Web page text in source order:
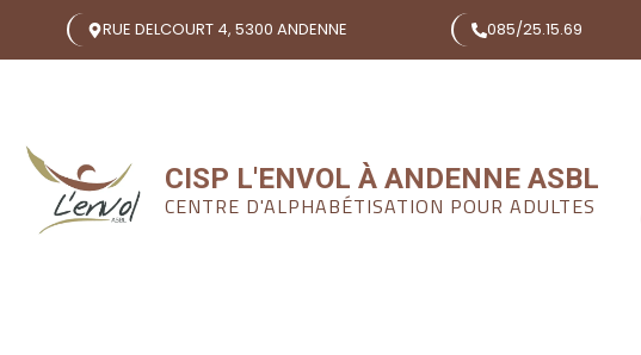
RUE DELCOURT 4, 5300 ANDENNE 085/25.15.69
CISP L'ENVOL À ANDENNE ASBL
CENTRE D'ALPHABÉTISATION POUR ADULTES